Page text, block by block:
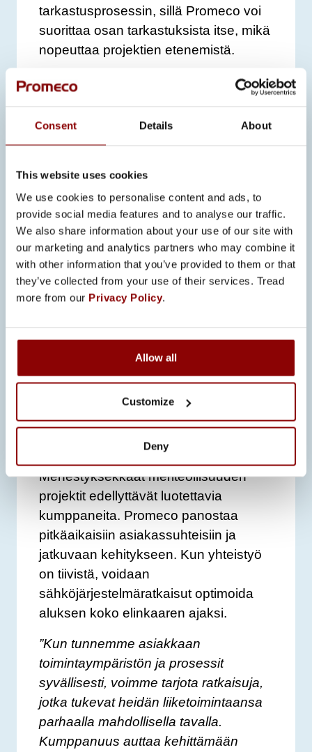
Consent Details About
This website uses cookies
We use cookies to personalise content and ads, to
provide social media features and to analyse our traffic.
We also share information about your use of our site with
our marketing and analytics partners who may combine it
with other information that you’ve provided to them or that
they’ve collected from your use of their services. Tread
more from our Privacy Policy.
Allow all
Customize
Deny
tarkastusprosessin, sillä Promeco voi
suorittaa osan tarkastuksista itse, mikä
nopeuttaa projektien etenemistä.
Kyberturvallisuus ja älykkäät
kojeistoratkaisut ovat yhä tärkeämpiä
osia laivojen sähköjärjestelmissä.
ja varmistavat sähköverkon
luotettavuuden merellä.
”Meriteollisuuden projektit vaativat
entistä enemmän teknologista
osaamista ja projektien hallintaa.
Investoimme jatkuvasti kehitystyöhön,
jotta voimme tarjota asiakkaillemme
PITKÄAIKAINEN
KUMPPANUUS TUO
TEHOKKUUTTA JA
LISÄARVOA
Menestyksekkäät meriteollisuuden
projektit edellyttävät luotettavia
kumppaneita. Promeco panostaa
pitkäaikaisiin asiakassuhteisiin ja
jatkuvaan kehitykseen. Kun yhteistyö
on tiivistä, voidaan
sähköjärjestelmäratkaisut optimoida
aluksen koko elinkaaren ajaksi.
”Kun tunnemme asiakkaan
toimintaympäristön ja prosessit
syvällisesti, voimme tarjota ratkaisuja,
jotka tukevat heidän liiketoimintaansa
parhaalla mahdollisella tavalla.
Kumppanuus auttaa kehittämään